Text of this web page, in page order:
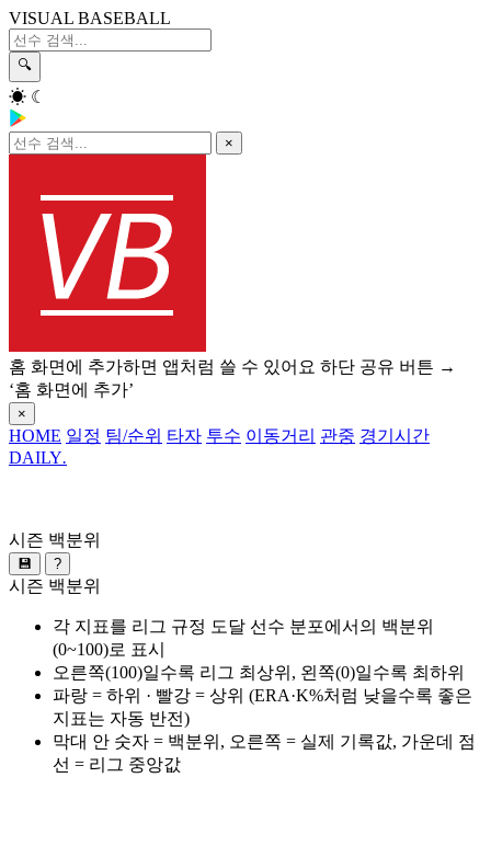
VISUAL BASEBALL
🔍
☀ ☾
×
홈 화면에 추가하면 앱처럼 쓸 수 있어요 하단 공유 버튼 →
‘홈 화면에 추가’
×
HOME 일정 팀/순위 타자 투수 이동거리 관중 경기시간
DAILY.
시즌 백분위
💾 ?
시즌 백분위
각 지표를 리그 규정 도달 선수 분포에서의 백분위
(0~100)로 표시
오른쪽(100)일수록 리그 최상위, 왼쪽(0)일수록 최하위
파랑 = 하위 · 빨강 = 상위 (ERA·K%처럼 낮을수록 좋은
지표는 자동 반전)
막대 안 숫자 = 백분위, 오른쪽 = 실제 기록값, 가운데 점
선 = 리그 중앙값